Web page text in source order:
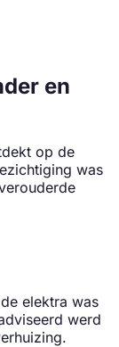
en
op de
was
elektra was
werd